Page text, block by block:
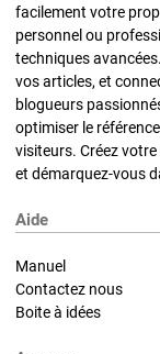
facilement votre
personnel ou
techniques
vos articles, et
blogueurs
optimiser le
visiteurs. Créez
et démarquez-vous
Aide
Manuel
Contactez nous
Boite à idées